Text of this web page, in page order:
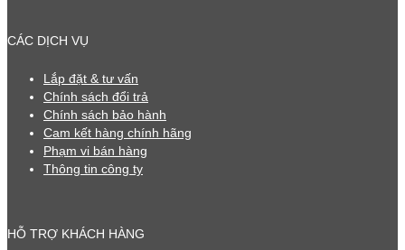
CÁC DỊCH VỤ
Lắp đặt & tư vấn
Chính sách đổi trả
Chính sách bảo hành
Cam kết hàng chính hãng
Phạm vi bán hàng
Thông tin công ty
HỖ TRỢ KHÁCH HÀNG